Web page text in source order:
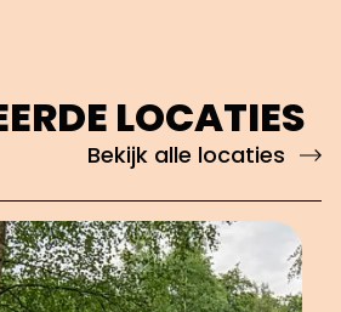
LOCATIES
Bekijk alle locaties